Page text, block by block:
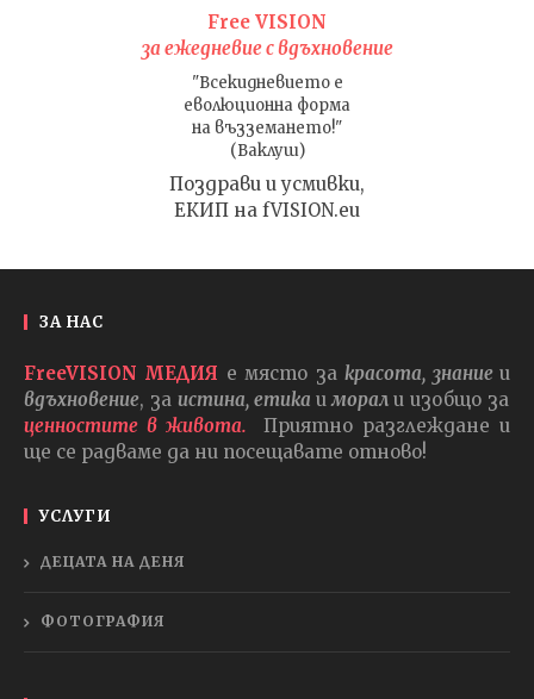
Free VISION
за ежедневие с вдъхновение
"Всекидневието е
еволюционна форма
на възземането!"
(Ваклуш)
Поздрави и усмивки,
ЕКИП на fVISION.eu
ЗА НАС
FreeVISION МЕДИЯ е място закрасота, знаниеи
вдъхновение, за истина, етика и морали изобщо за
ценностите в живота.
Приятно разглеждане и
ще се радваме да ни посещавате отново!
УСЛУГИ
ДЕЦАТА НА ДЕНЯ
ФОТОГРАФИЯ